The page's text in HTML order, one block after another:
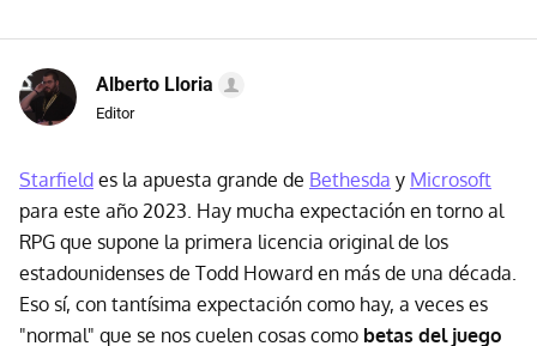
Alberto Lloria
Editor
Starfield es la apuesta grande de Bethesda y Microsoft
para este año 2023. Hay mucha expectación en torno al
RPG que supone la primera licencia original de los
estadounidenses de Todd Howard en más de una década.
Eso sí, con tantísima expectación como hay, a veces es
"normal" que se nos cuelen cosas como betas del juego